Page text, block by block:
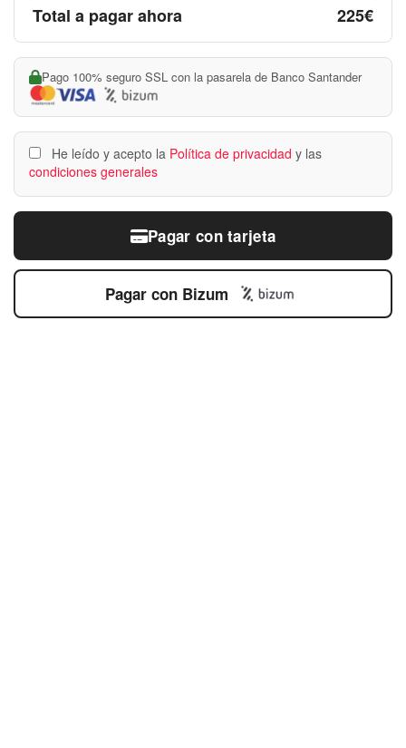
Total a pagar ahora 225€
Pago 100% seguro SSL con la pasarela de Banco Santander
He leído y acepto la Política de privacidad y las
condiciones generales
Pagar con tarjeta
Pagar con Bizum